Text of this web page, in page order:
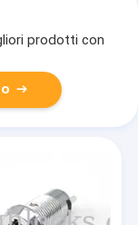
prodotti con